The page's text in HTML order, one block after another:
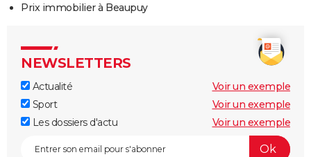
Prix immobilier à Beaupuy
NEWSLETTERS
Actualité
Voir un exemple
Sport
Voir un exemple
Les dossiers d'actu
Voir un exemple